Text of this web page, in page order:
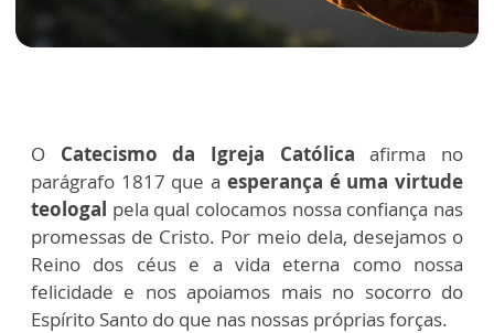
O Catecismo da Igreja Católica afirma no
parágrafo 1817 que a esperança é uma virtude
teologal pela qual colocamos nossa confiança nas
promessas de Cristo. Por meio dela, desejamos o
Reino dos céus e a vida eterna como nossa
felicidade e nos apoiamos mais no socorro do
Espírito Santo do que nas nossas próprias forças.